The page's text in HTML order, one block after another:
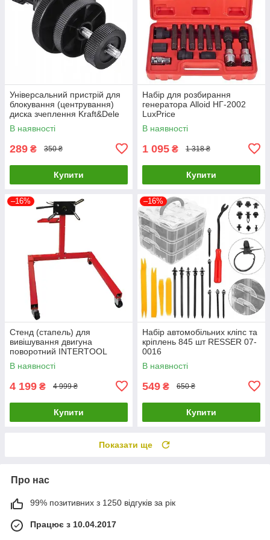
Універсальний пристрій для
блокування (центрування)
диска зчеплення Kraft&Dele
KD10567 LuxPrice
В наявності
289 ₴ 350 ₴
Купити
Набір для розбирання
генератора Alloid НГ-2002
LuxPrice
В наявності
1 095 ₴ 1 318 ₴
Купити
–16%
Стенд (стапель) для
вивішування двигуна
поворотний INTERTOOL
GT1000 LuxPrice
В наявності
4 199 ₴ 4 999 ₴
Купити
–16%
Набір автомобільних кліпс та
кріплень 845 шт RESSER 07-
0016
В наявності
549 ₴ 650 ₴
Купити
Показати ще
Про нас
99% позитивних з 1250 відгуків за рік
Працює з 10.04.2017